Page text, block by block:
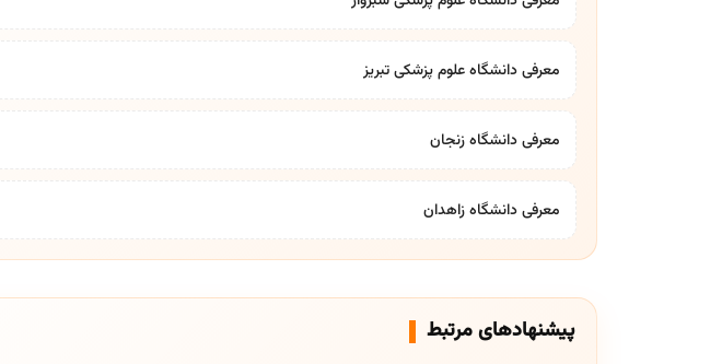
معرفی دانشگاه علوم پزشکی تبریز
معرفی دانشگاه زنجان
معرفی دانشگاه زاهدان
پیشنهادهای مرتبط